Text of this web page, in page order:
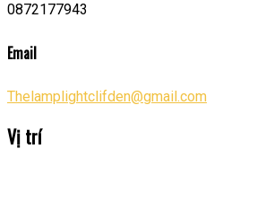
0872177943
Email
Thelamplightclifden@gmail.com
Vị trí